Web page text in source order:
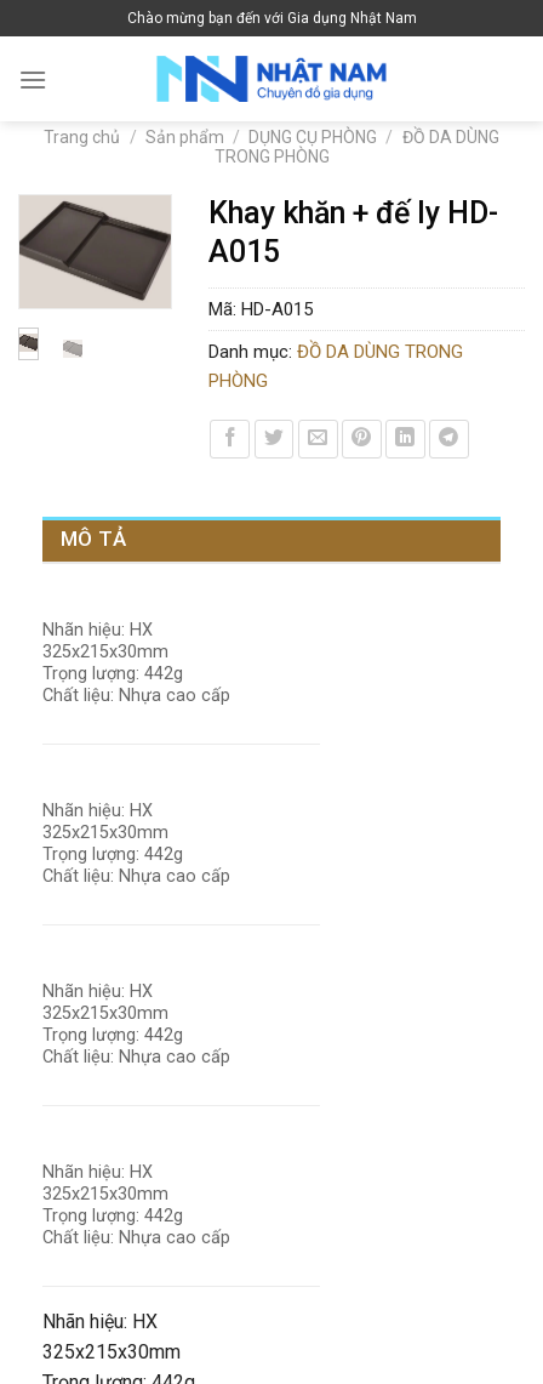
to
content
Chào mừng bạn đến với Gia dụng Nhật Nam
Trang chủ / Sản phẩm / DỤNG CỤ PHÒNG / ĐỒ DA DÙNG
TRONG PHÒNG
Khay khăn + đế ly HD-
A015
Mã: HD-A015
Danh mục: ĐỒ DA DÙNG TRONG
PHÒNG
MÔ TẢ
Nhãn hiệu: HX
325x215x30mm
Trọng lượng: 442g
Chất liệu: Nhựa cao cấp
Nhãn hiệu: HX
325x215x30mm
Trọng lượng: 442g
Chất liệu: Nhựa cao cấp
Nhãn hiệu: HX
325x215x30mm
Trọng lượng: 442g
Chất liệu: Nhựa cao cấp
Nhãn hiệu: HX
325x215x30mm
Trọng lượng: 442g
Chất liệu: Nhựa cao cấp
Nhãn hiệu: HX
325x215x30mm